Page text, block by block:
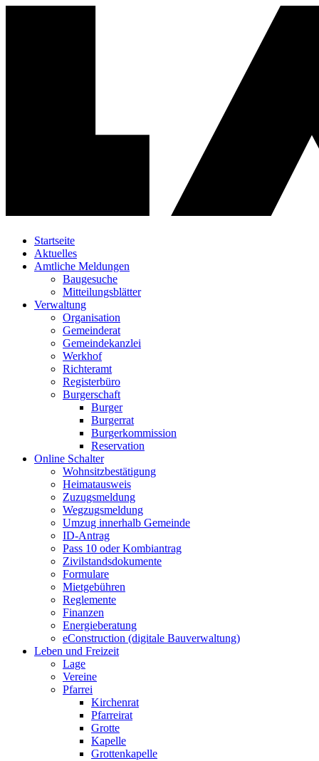
Startseite
Aktuelles
Amtliche Meldungen
Baugesuche
Mitteilungsblätter
Verwaltung
Organisation
Gemeinderat
Gemeindekanzlei
Werkhof
Richteramt
Registerbüro
Burgerschaft
Burger
Burgerrat
Burgerkommission
Reservation
Online Schalter
Wohnsitzbestätigung
Heimatausweis
Zuzugsmeldung
Wegzugsmeldung
Umzug innerhalb Gemeinde
ID-Antrag
Pass 10 oder Kombiantrag
Zivilstandsdokumente
Formulare
Mietgebühren
Reglemente
Finanzen
Energieberatung
eConstruction (digitale Bauverwaltung)
Leben und Freizeit
Lage
Vereine
Pfarrei
Kirchenrat
Pfarreirat
Grotte
Kapelle
Grottenkapelle